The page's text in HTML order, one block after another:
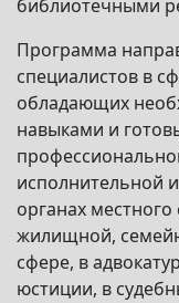
библиотечными
Программа
специалистов в
обладающих
навыками и
исполнительной
органах
жилищной,
сфере, в
юстиции, в